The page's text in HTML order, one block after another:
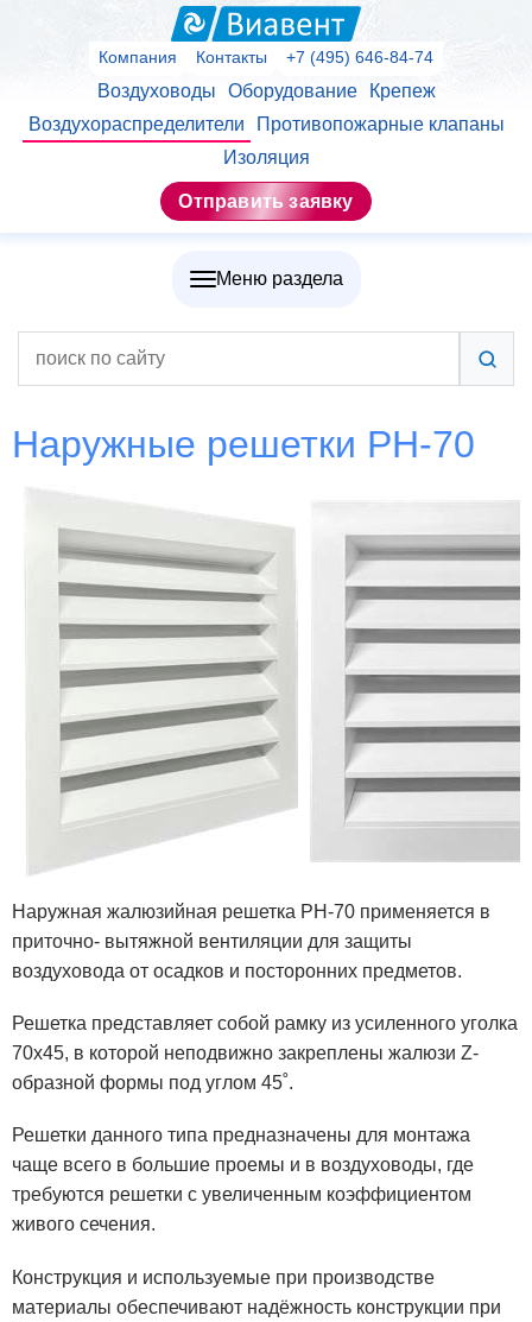
Компания Контакты +7 (495) 646-84-74
Воздуховоды Оборудование
Крепеж
Воздухораспределители
Противопожарные клапаны
Изоляция
Отправить заявку
Меню раздела
Наружные решетки РН-70
Наружная жалюзийная решетка РН-70 применяется в
приточно- вытяжной вентиляции для защиты
воздуховода от осадков и посторонних предметов.
Решетка представляет собой рамку из усиленного уголка
70х45, в которой неподвижно закреплены жалюзи Z-
образной формы под углом 45˚.
Решетки данного типа предназначены для монтажа
чаще всего в большие проемы и в воздуховоды, где
требуются решетки с увеличенным коэффициентом
живого сечения.
Конструкция и используемые при производстве
материалы обеспечивают надёжность конструкции при